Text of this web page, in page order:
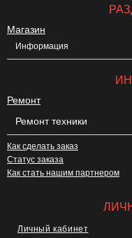
Магазин
Информация
Ремонт
Ремонт техники
Как сделать заказ
Статус заказа
Как стать нашим партнером
Личный кабинет